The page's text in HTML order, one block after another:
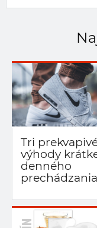
Tri
výhody
denného
prechádzania